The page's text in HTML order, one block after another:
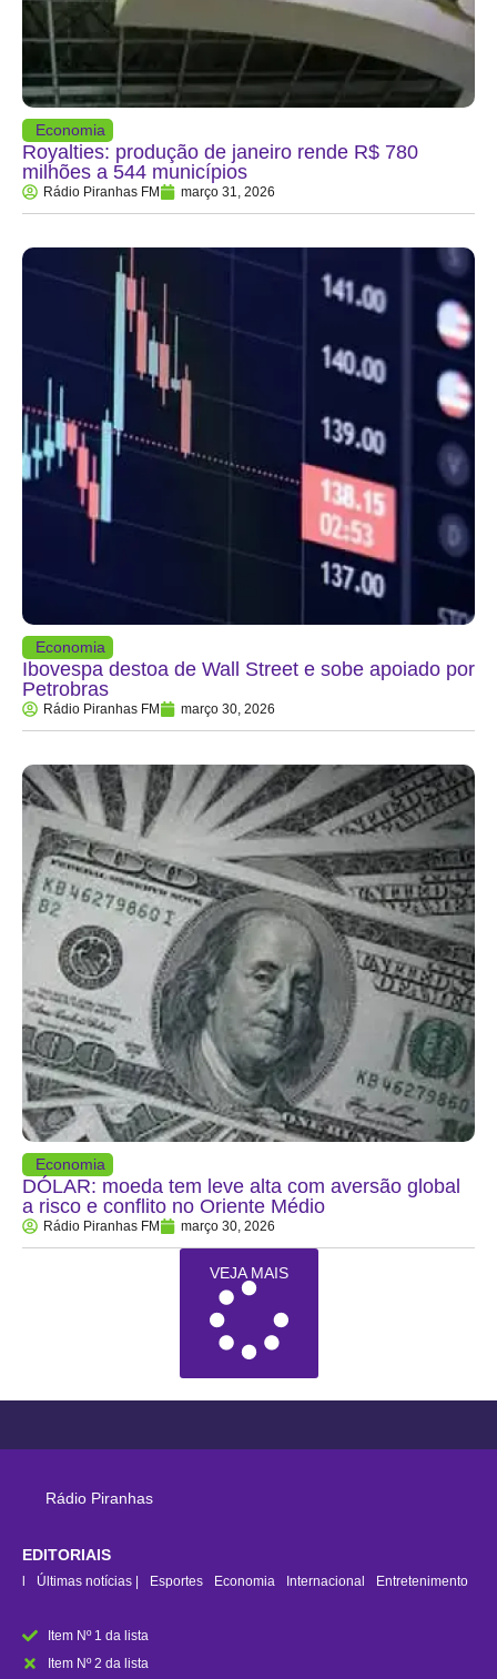
Economia
Royalties: produção de janeiro rende R$ 780
milhões a 544 municípios
Rádio Piranhas FM março 31, 2026
Economia
Ibovespa destoa de Wall Street e sobe apoiado por
Petrobras
Rádio Piranhas FM março 30, 2026
Economia
DÓLAR: moeda tem leve alta com aversão global
a risco e conflito no Oriente Médio
Rádio Piranhas FM março 30, 2026
VEJA MAIS
Rádio Piranhas
EDITORIAIS
Últimas notícias | Esportes Economia Internacional Entretenimento
Item Nº 1 da lista
Item Nº 2 da lista